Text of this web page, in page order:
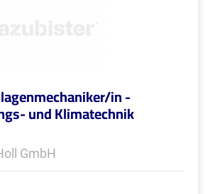
in -
und Klimatechnik
GmbH